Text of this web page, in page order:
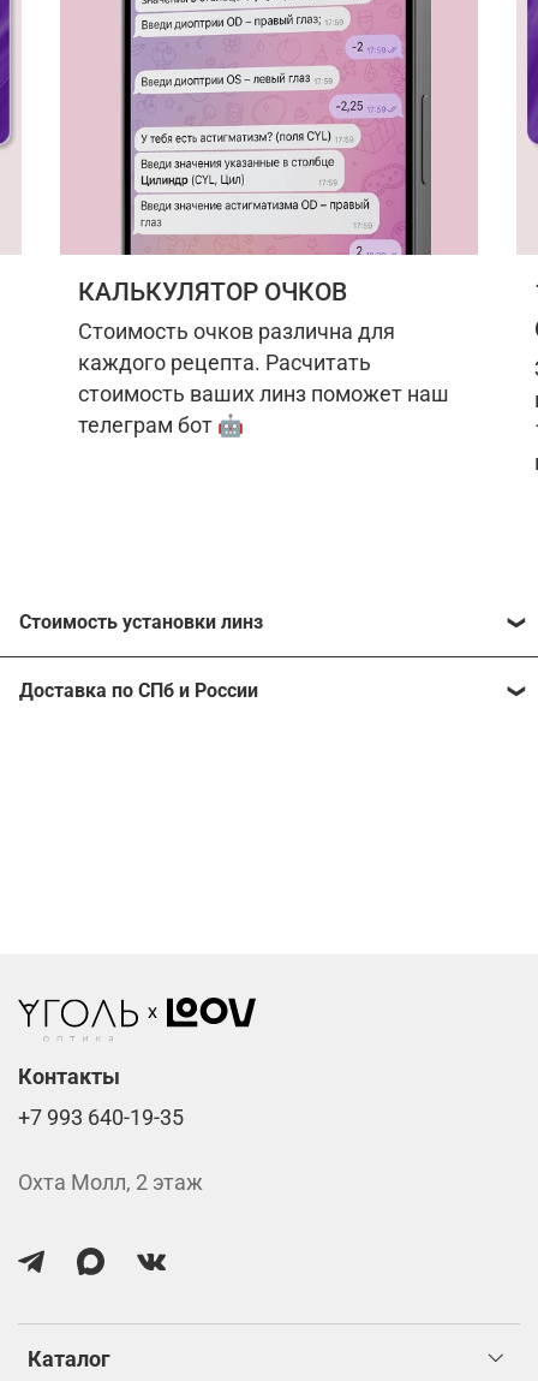
КАЛЬКУЛЯТОР ОЧКОВ
Стоимость очков различна для
каждого рецепта. Расчитать
стоимость ваших линз поможет наш
телеграм бот 🤖
Стоимость установки линз
Расчитать стоимость ваших линз поможет
Доставка по СПб и России
Каталог
Контакты
+7 993 640-19-35
Охта Молл, 2 этаж